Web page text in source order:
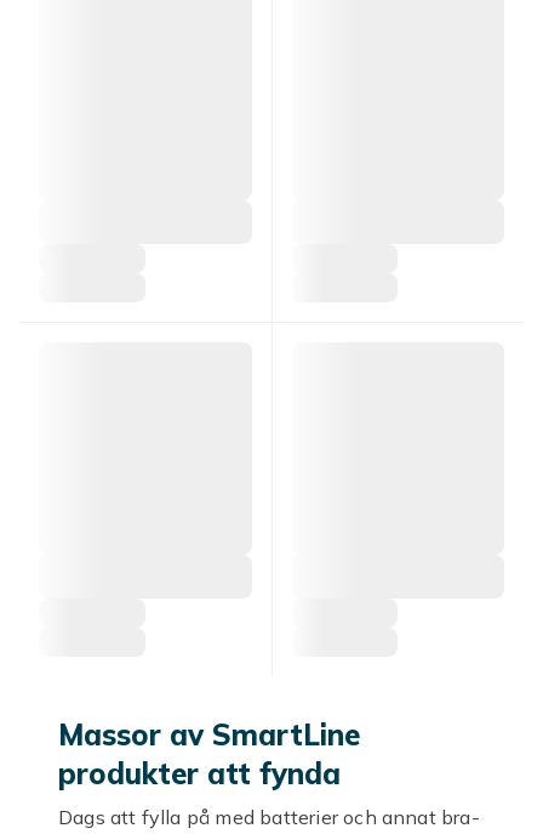
Massor av SmartLine
produkter att fynda
Dags att fylla på med batterier och annat bra-